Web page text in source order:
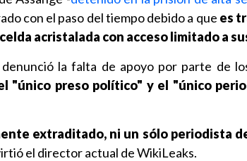
con el paso del tiempo debido a que es
acristalada con acceso limitado a
la falta de apoyo por parte de
"único preso político" y el "único
extraditado, ni un sólo periodista
el director actual de WikiLeaks.